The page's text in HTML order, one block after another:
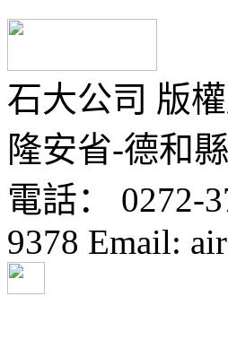
石大公司 版
隆安省-德和
電話： 0272-
9378 Email: